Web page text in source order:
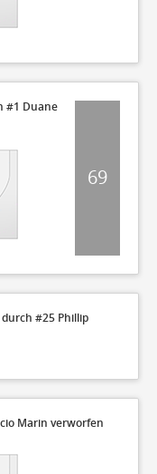
#1 Duane
69
#25 Phillip
Marin verworfen